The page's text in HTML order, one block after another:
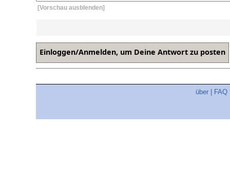
[Vorschau ausblenden]
über FAQ